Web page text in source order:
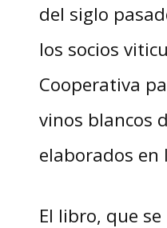
del siglo
los socios
Cooperativa
vinos blancos
elaborados en
El libro, que